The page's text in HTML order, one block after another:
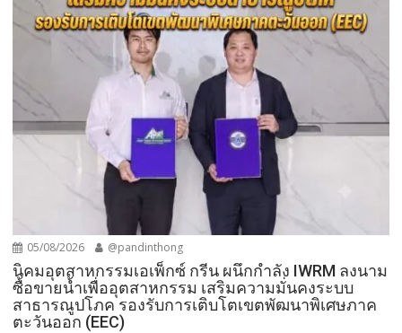
05/08/2026 @pandinthong
​นิคมอุตสาหกรรมเอเพ็กซ์ กรีน ผนึกกำลัง IWRM ลงนาม
ซื้อขายน้ำเพื่ออุตสาหกรรม เสริมความมั่นคงระบบ
สาธารณูปโภค รองรับการเติบโตเขตพัฒนาพิเศษภาค
ตะวันออก (EEC)